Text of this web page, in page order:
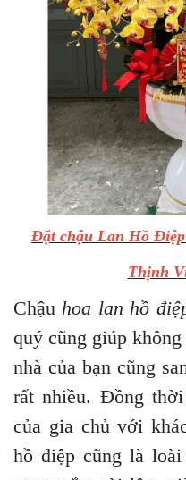
Đặt chậu Lan Hồ
Thịnh
Chậuhoa lan hồ
quý cũng giúp
nhà của bạn cũng
rất nhiều. Đồng
của gia chủ với
hồ điệp cũng là